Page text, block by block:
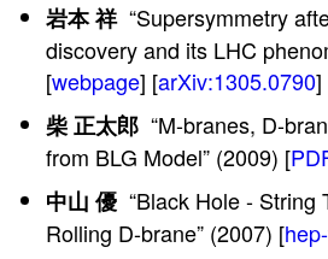
岩本 祥“Supersymmetry
discovery and its LHC
[webpage] [arXiv:1305.0790]
柴 正太郎“M-branes, D-
from BLG Model” (2009) [
中山 優“Black Hole - String
Rolling D-brane” (2007) [